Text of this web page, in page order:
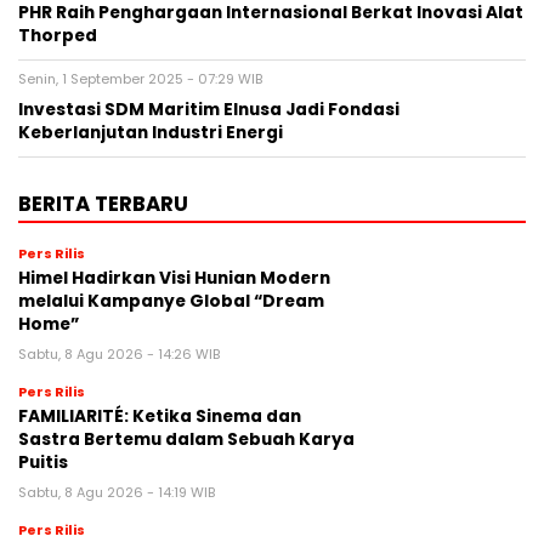
PHR Raih Penghargaan Internasional Berkat Inovasi Alat
Thorped
Senin, 1 September 2025 - 07:29 WIB
Investasi SDM Maritim Elnusa Jadi Fondasi
Keberlanjutan Industri Energi
BERITA TERBARU
Pers Rilis
Himel Hadirkan Visi Hunian Modern
melalui Kampanye Global “Dream
Home”
Sabtu, 8 Agu 2026 - 14:26 WIB
Pers Rilis
FAMILIARITÉ: Ketika Sinema dan
Sastra Bertemu dalam Sebuah Karya
Puitis
Sabtu, 8 Agu 2026 - 14:19 WIB
Pers Rilis